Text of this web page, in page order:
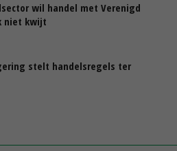
wil handel met Verenigd
niet kwijt
stelt handelsregels ter